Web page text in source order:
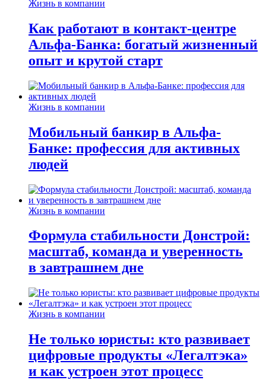
Жизнь в компании
Как работают в контакт-центре
Альфа-Банка: богатый жизненный
опыт и крутой старт
Жизнь в компании
Мобильный банкир в Альфа-
Банке: профессия для активных
людей
Жизнь в компании
Формула стабильности Донстрой:
масштаб, команда и уверенность
в завтрашнем дне
Жизнь в компании
Не только юристы: кто развивает
цифровые продукты «Легалтэка»
и как устроен этот процесс